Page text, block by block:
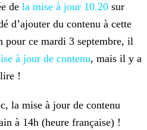
de la mise à jour 10.20 sur
d’ajouter du contenu à cette
pour ce mardi 3 septembre, il
à jour de contenu, mais il y a
!
la mise à jour de contenu
à 14h (heure française) !